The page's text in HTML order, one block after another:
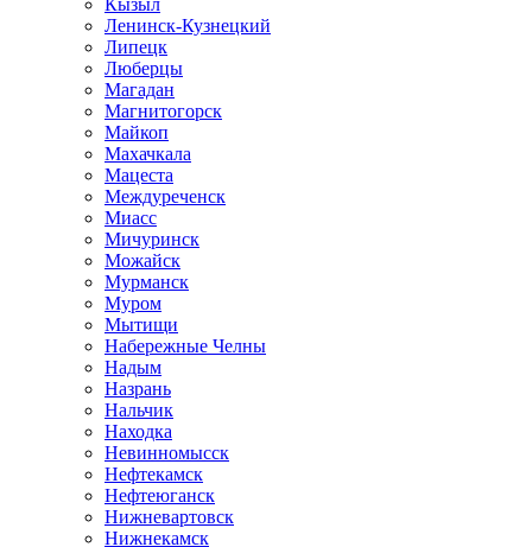
Кызыл
Ленинск-Кузнецкий
Липецк
Люберцы
Магадан
Магнитогорск
Майкоп
Махачкала
Мацеста
Междуреченск
Миасс
Мичуринск
Можайск
Мурманск
Муром
Мытищи
Набережные Челны
Надым
Назрань
Нальчик
Находка
Невинномысск
Нефтекамск
Нефтеюганск
Нижневартовск
Нижнекамск